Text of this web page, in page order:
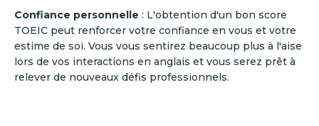
Confiance personnelle : L'obtention d'un bon score
TOEIC peut renforcer votre confiance en vous et votre
estime de soi. Vous vous sentirez beaucoup plus à l'aise
lors de vos interactions en anglais et vous serez prêt à
relever de nouveaux défis professionnels.